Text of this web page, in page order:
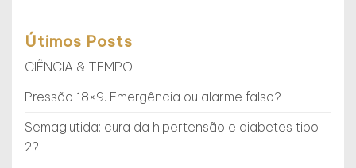
Útimos Posts
CIÊNCIA & TEMPO
Pressão 18×9. Emergência ou alarme falso?
Semaglutida: cura da hipertensão e diabetes tipo
2?